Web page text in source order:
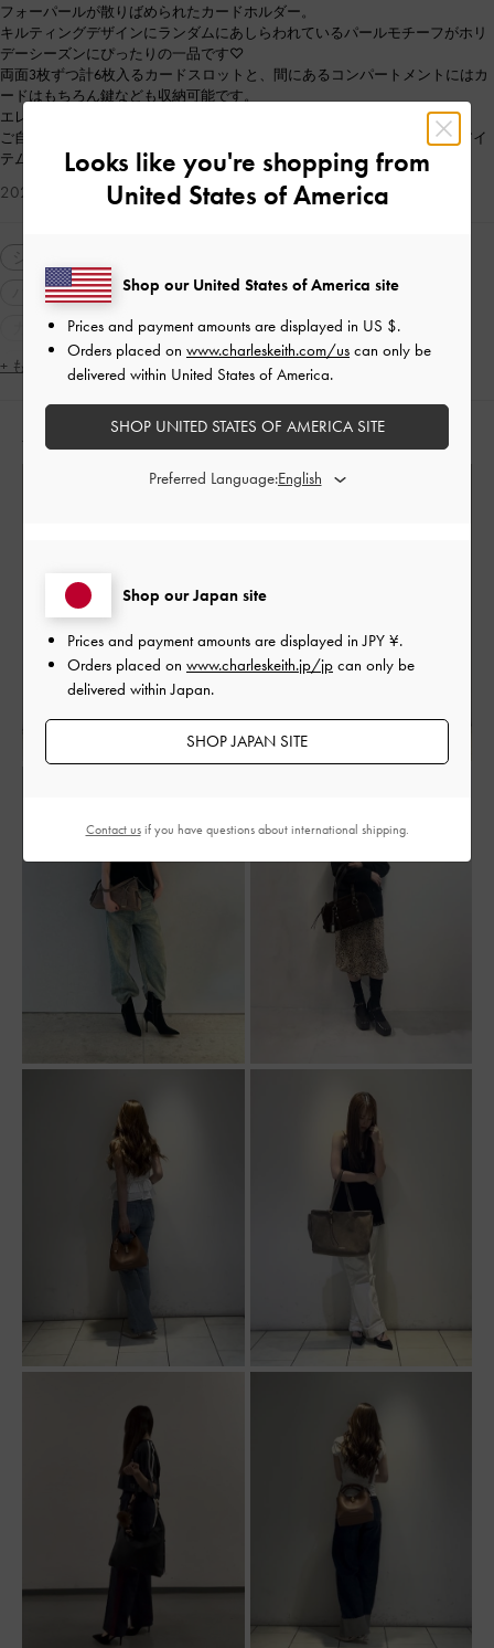
フォーパールが散りばめられたカードホルダー。
キルティングデザインにランダムにあしらわれているパールモチーフがホリ
デーシーズンにぴったりの一品です♡
両面3枚ずつ計6枚入るカードスロットと、間にあるコンパートメントにはカ
ードはもちろん鍵なども収納可能です。
エレガントなデザインで長く使いたいアイテムになるはず。
ご自身用にはもちろん、ホリデーシーズンのギフトとしてもオススメのアイ
テムです♪
2025-10-30 にアップロード
ハンドバッグ
財布・カードケース
ミニ財布
カードケース
カジュアル
フォーマル
2WAY・3WAY
ポインテッドトゥ
ハイヒール
ピンヒール
シンプル・ベーシック
+ もっと見る
人気のコーディネート
Looks like you're shopping from
United States of America
Shop our Japan site
Prices and payment amounts are displayed inJPY ¥.
Orders placed on www.charleskeith.jp/jp can only be
delivered within Japan.
SHOP JAPAN SITE
Shop our United States of America site
Prices and payment amounts are displayed in US $.
Orders placed on www.charleskeith.com/us can only be
delivered within United States of America.
SHOP UNITED STATES OF AMERICA SITE
Preferred Language:
Contact usif you have questions about international shipping.